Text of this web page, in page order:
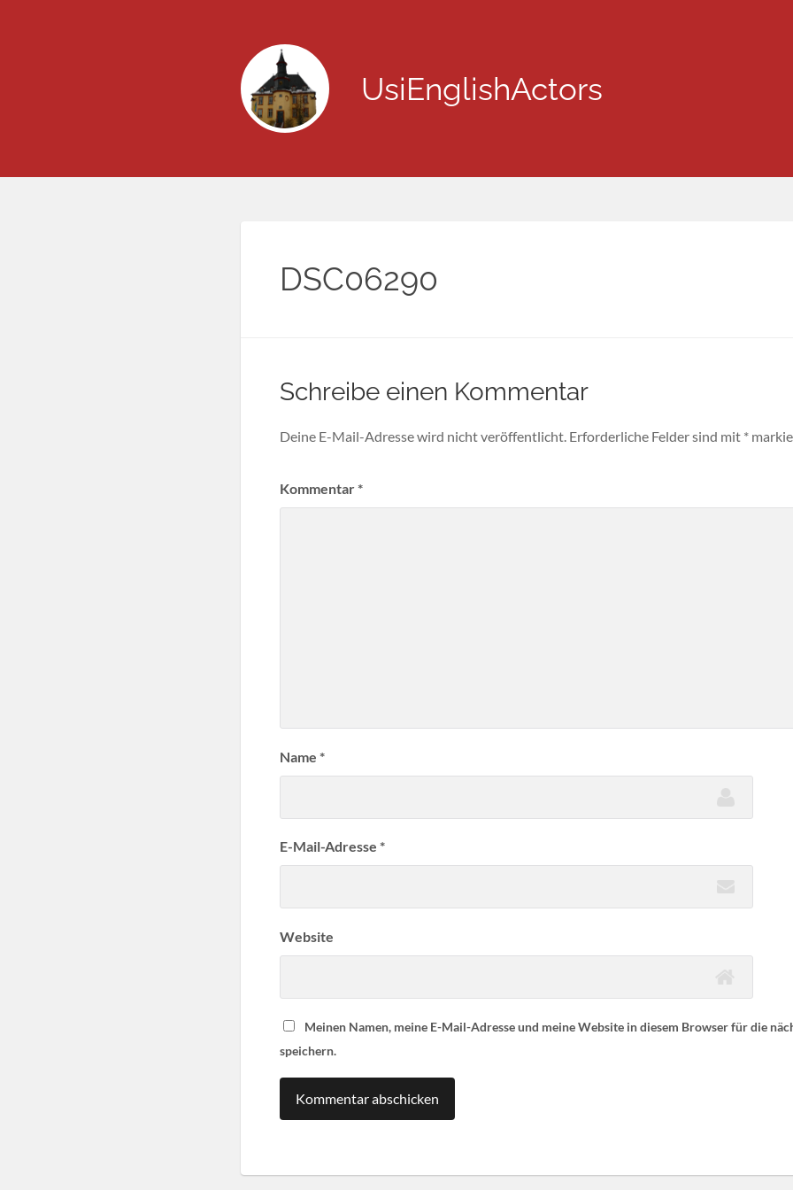
UsiEnglishActors
DSC06290
Schreibe einen Kommentar
Deine E-Mail-Adresse wird nicht veröffentlicht. Erforderliche Felder sind mit *
Kommentar*
Name *
E-Mail-Adresse *
Website
Meinen Namen, meine E-Mail-Adresse und meine Website in diesem Browser für die
speichern.